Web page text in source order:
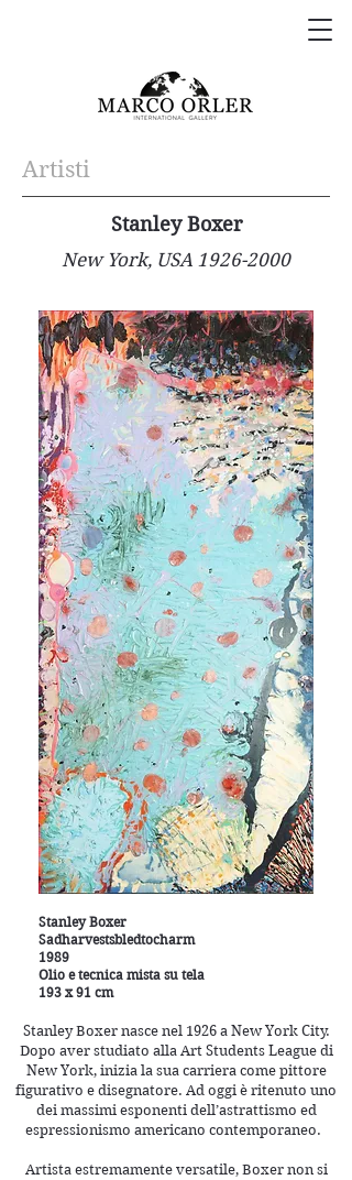
Artisti
Stanley Boxer
New York, USA 1926-2000
Stanley Boxer
Sadharvestsbledtocharm
1989
Olio e tecnica mista su tela
193 x 91 cm
Stanley Boxer nasce nel 1926 a New York City.
Dopo aver studiato alla Art Students League di
New York, inizia la sua carriera come pittore
figurativo e disegnatore. Ad oggi è ritenuto uno
dei massimi esponenti dell’astrattismo ed
espressionismo americano contemporaneo.
Artista estremamente versatile, Boxer non si